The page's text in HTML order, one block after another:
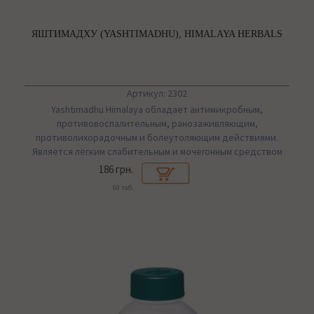
ЯШТИМАДХУ (YASHTIMADHU), HIMALAYA HERBALS
Артикул: 2302
Yashtimadhu Himalaya обладает антимикробным,
противовоспалительным, ранозаживляющим,
противолихорадочным и болеутоляющим действиями.
Является лёгким слабительным и мочегонным средством
186 грн.
60 таб.